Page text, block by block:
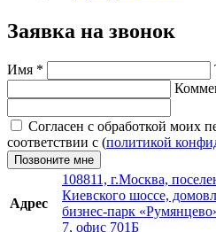
Заявка на звонок
Имя *
Согласен с обработкой моих
соответствии с (политикой
Позвоните мне
Адрес
108811, г.Москва,
Киевского шоссе,
бизнес-парк
7, офис 701Б